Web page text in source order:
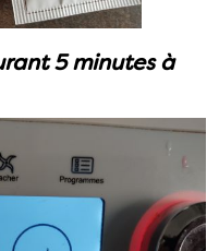
5 minutes à